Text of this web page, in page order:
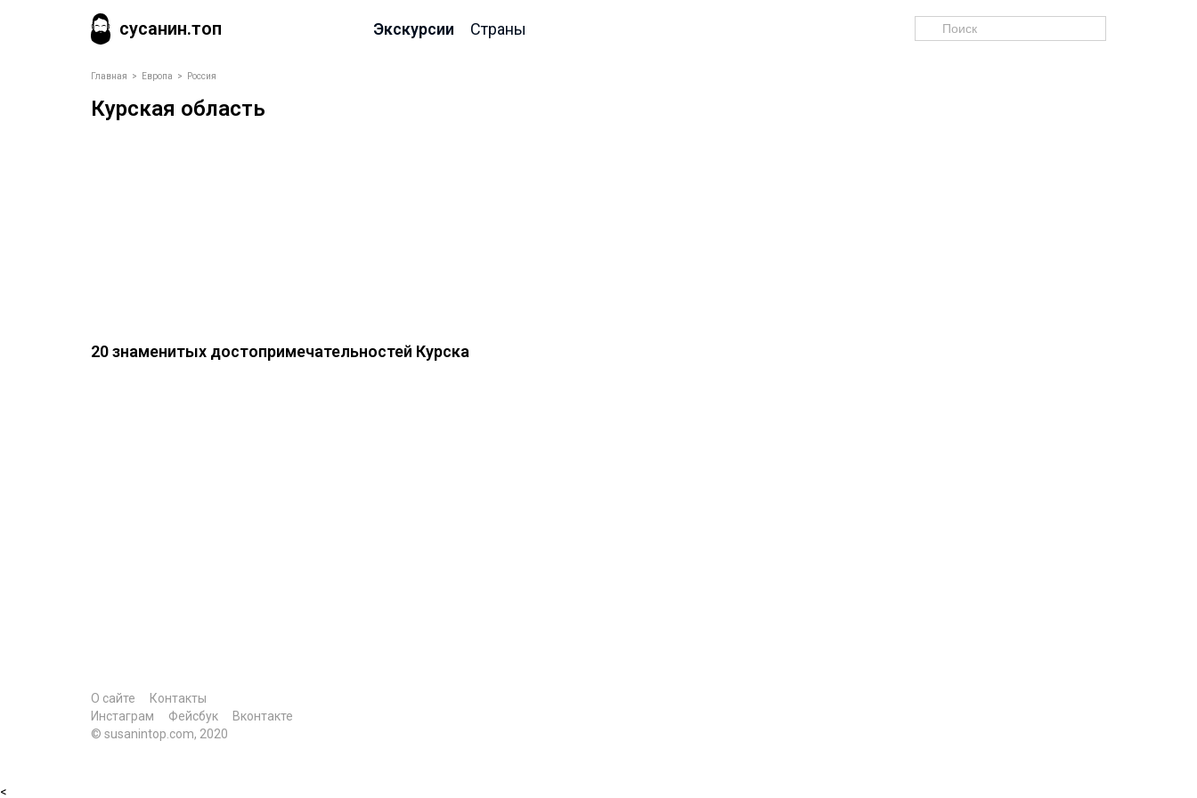
сусанин.топ Экскурсии Страны
Главная > Европа > Россия
Курская область
20 знаменитых достопримечательностей Курска
О сайте
Контакты
Инстаграм
Фейсбук
Вконтакте
© susanintop.com, 2020
<